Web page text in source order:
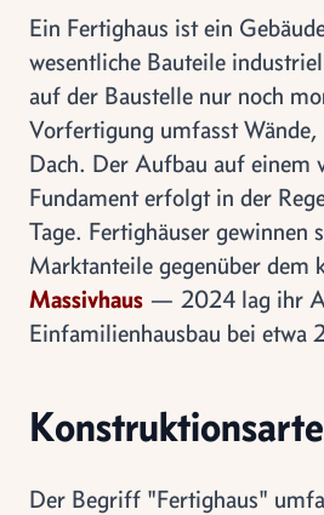
Ein Fertighaus ist ein
wesentliche Bauteile
auf der Baustelle nur noch
Vorfertigung umfasst Wände,
Dach. Der Aufbau auf einem
Fundament erfolgt in der
Tage. Fertighäuser gewinnen
Marktanteile gegenüber dem
Massivhaus — 2024 lag ihr
Einfamilienhausbau bei etwa
Der Begriff "Fertighaus"